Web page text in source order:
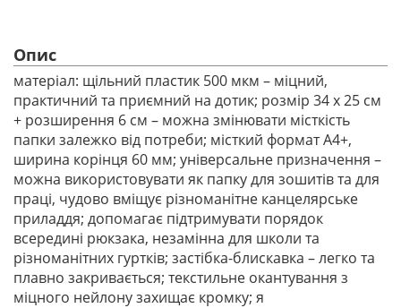
Опис
матеріал: щільний пластик 500 мкм – міцний,
практичний та приємний на дотик; розмір 34 х 25 см
+ розширення 6 см – можна змінювати місткість
папки залежко від потреби; місткий формат А4+,
ширина корінця 60 мм; універсальне призначення –
можна використовувати як папку для зошитів та для
праці, чудово вміщує різноманітне канцелярське
приладдя; допомагає підтримувати порядок
всередині рюкзака, незамінна для школи та
різноманітних гуртків; застібка-блискавка – легко та
плавно закривається; текстильне окантування з
міцного нейлону захищає кромку; я